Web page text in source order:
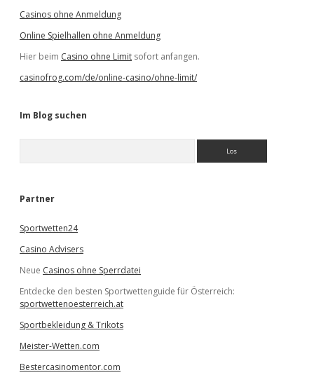
Casinos ohne Anmeldung
Online Spielhallen ohne Anmeldung
Hier beim Casino ohne Limit sofort anfangen.
casinofrog.com/de/online-casino/ohne-limit/
Im Blog suchen
e
Partner
Sportwetten24
Casino Advisers
Neue Casinos ohne Sperrdatei
Entdecke den besten Sportwettenguide für Österreich:
sportwettenoesterreich.at
Sportbekleidung & Trikots
Meister-Wetten.com
Bestercasinomentor.com